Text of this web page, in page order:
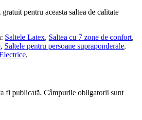
pentru aceasta saltea de calitate
Saltele Latex, Saltea cu 7 zone de confort,
, Saltele pentru persoane supraponderale,
,
fi publicată. Câmpurile obligatorii sunt